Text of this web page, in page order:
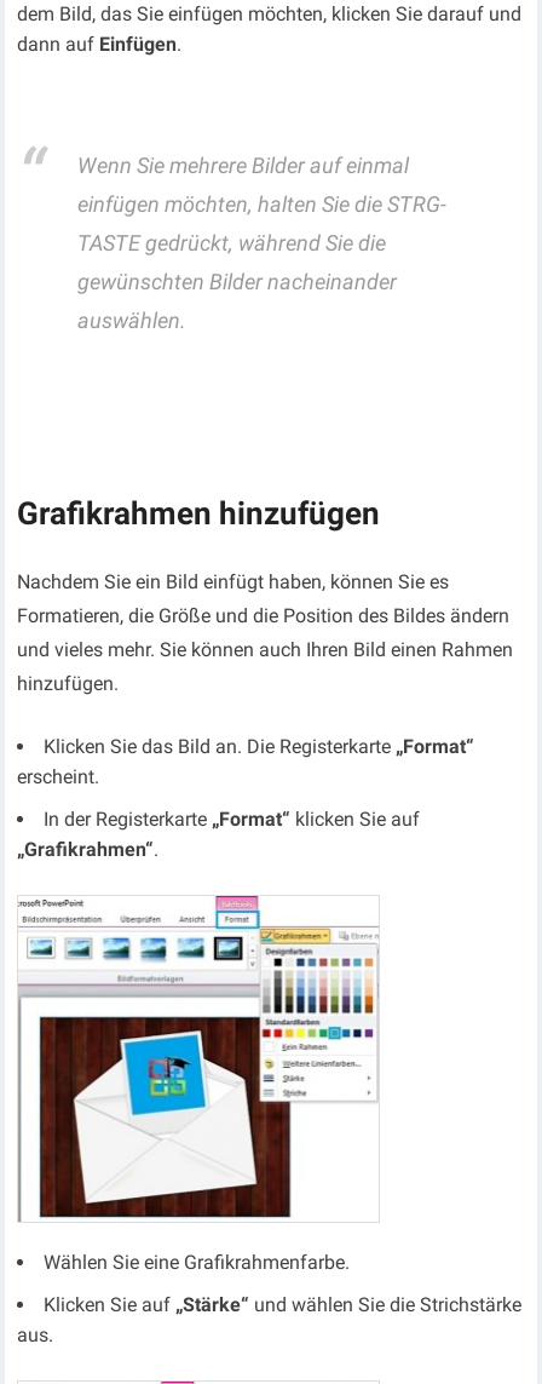
dem Bild, das Sie einfügen möchten, klicken Sie darauf und
dann auf Einfügen.
Wenn Sie mehrere Bilder auf einmal
einfügen möchten, halten Sie die STRG-
TASTE gedrückt, während Sie die
gewünschten Bilder nacheinander
auswählen.
Grafikrahmen hinzufügen
Nachdem Sie ein Bild einfügt haben, können Sie es
Formatieren, die Größe und die Position des Bildes ändern
und vieles mehr. Sie können auch Ihren Bild einen Rahmen
hinzufügen.
Klicken Sie das Bild an. Die Registerkarte „Format“
erscheint.
In der Registerkarte „Format“ klicken Sie auf
„Grafikrahmen“.
Wählen Sie eine Grafikrahmenfarbe.
Klicken Sie auf „Stärke“ und wählen Sie die Strichstärke
aus.